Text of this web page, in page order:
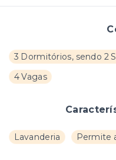
3 Dormitórios, sendo 2
4 Vagas
Lavanderia Permite